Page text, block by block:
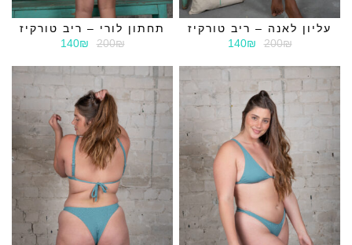
עליון לאנה – ריב טורקיז
200₪
140₪
תחתון לורי – ריב טורקיז
200₪
140₪